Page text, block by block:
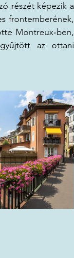
részét képezik a
frontemberének,
Montreux‑ben,
az ottani